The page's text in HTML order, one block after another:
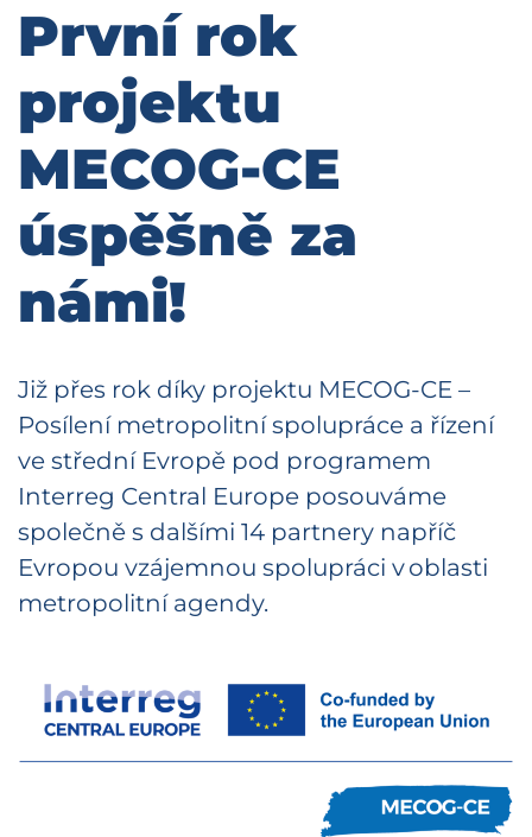
První rok
projektu
MECOG-CE
úspěšně za
námi!
Již přes rok díky projektu MECOG-CE –
Posílení metropolitní spolupráce a řízení
ve střední Evropě pod programem
Interreg Central Europe posouváme
společně s dalšími 14 partnery napříč
Evropou vzájemnou spolupráci v oblasti
metropolitní agendy.